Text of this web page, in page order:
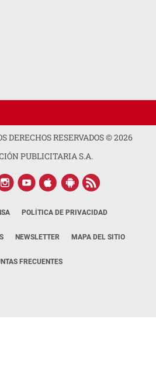
DERECHOS RESERVADOS ©2026
PUBLICITARIA S.A.
POLÍTICA DE PRIVACIDAD
NEWSLETTER MAPA DEL SITIO
FRECUENTES